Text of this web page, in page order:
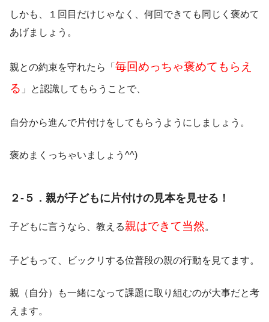
しかも、１回目だけじゃなく、何回できても同じく褒めて
あげましょう。
親との約束を守れたら「 毎回めっちゃ褒めてもらえ
る 」と認識してもらうことで、
自分から進んで片付けをしてもらうようにしましょう。
褒めまくっちゃいましょう^^)
２-５．親が子どもに片付けの見本を見せる！
子どもに言うなら、教える親はできて当然。
子どもって、ビックリする位普段の親の行動を見てます。
親（自分）も一緒になって課題に取り組むのが大事だと考
えます。